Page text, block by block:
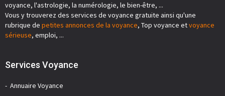
voyance, l'astrologie, la numérologie, le bien-être, ...
Vous y trouverez des services de voyance gratuite ainsi qu'une
rubrique de petites annonces de la voyance, Top voyance etvoyance
sérieuse, emploi, ...
Services Voyance
Annuaire Voyance